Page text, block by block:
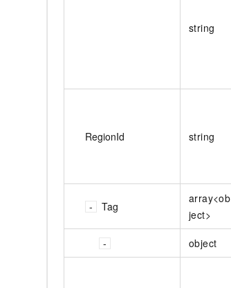
string
RegionId string
Tag
array<ob
ject>
object